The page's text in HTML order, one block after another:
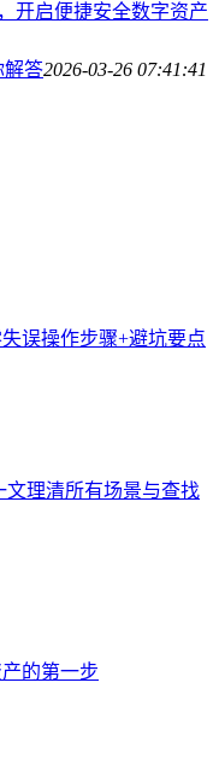
开启便捷安全数字资产
解答2026-03-26 07:41:41
误操作步骤+避坑要点
文理清所有场景与查找
的第一步